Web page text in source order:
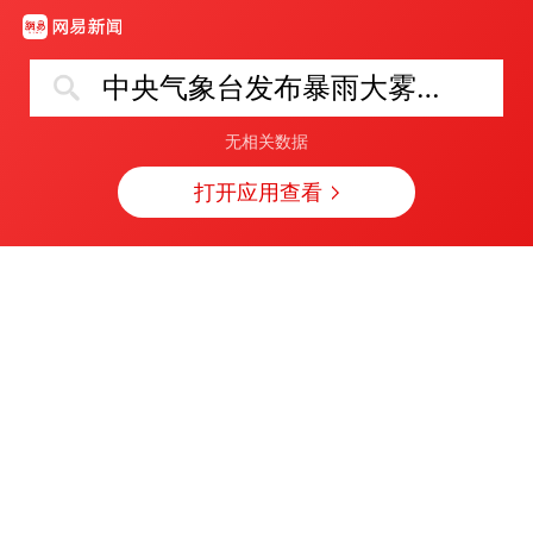
中央气象台发布暴雨大雾沙尘暴预警
无相关数据
打开应用查看